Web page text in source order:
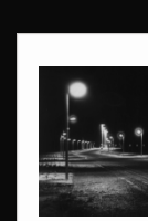
al
contenido